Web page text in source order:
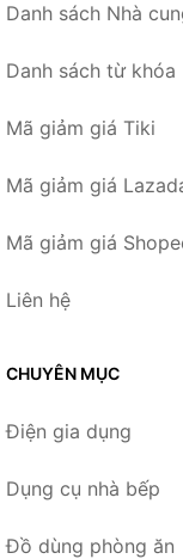
Danh sách Nhà
Danh sách từ khóa
Mã giảm giá Tiki
Mã giảm giá
Mã giảm giá
Liên hệ
CHUYÊN MỤC
Điện gia dụng
Dụng cụ nhà bếp
Đồ dùng phòng ăn